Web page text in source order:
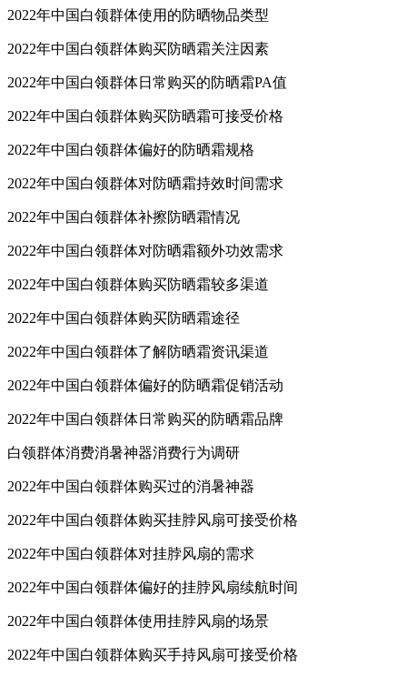
2022年中国白领群体使用的防晒物品类型
2022年中国白领群体购买防晒霜关注因素
2022年中国白领群体日常购买的防晒霜PA值
2022年中国白领群体购买防晒霜可接受价格
2022年中国白领群体偏好的防晒霜规格
2022年中国白领群体对防晒霜持效时间需求
2022年中国白领群体补擦防晒霜情况
2022年中国白领群体对防晒霜额外功效需求
2022年中国白领群体购买防晒霜较多渠道
2022年中国白领群体购买防晒霜途径
2022年中国白领群体了解防晒霜资讯渠道
2022年中国白领群体偏好的防晒霜促销活动
2022年中国白领群体日常购买的防晒霜品牌
白领群体消费消暑神器消费行为调研
2022年中国白领群体购买过的消暑神器
2022年中国白领群体购买挂脖风扇可接受价格
2022年中国白领群体对挂脖风扇的需求
2022年中国白领群体偏好的挂脖风扇续航时间
2022年中国白领群体使用挂脖风扇的场景
2022年中国白领群体购买手持风扇可接受价格